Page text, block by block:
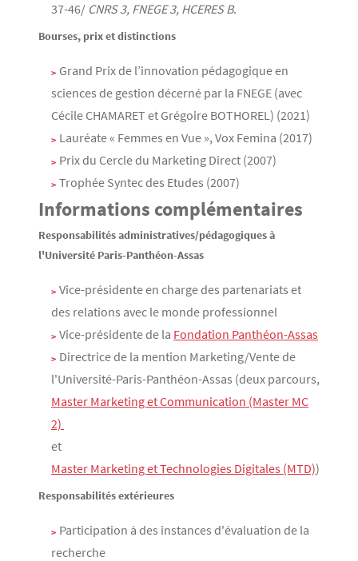
37-46/ CNRS 3, FNEGE 3, HCERES B.
Bourses, prix et distinctions
Grand Prix de l’innovation pédagogique en
sciences de gestion décerné par la FNEGE (avec
Cécile CHAMARET et Grégoire BOTHOREL) (2021)
Lauréate « Femmes en Vue », Vox Femina (2017)
Prix du Cercle du Marketing Direct (2007)
Trophée Syntec des Etudes (2007)
Informations complémentaires
Responsabilités administratives/pédagogiques à
l'Université Paris-Panthéon-Assas
Vice-présidente en charge des partenariats et
des relations avec le monde professionnel
Vice-présidente de la Fondation Panthéon-Assas
Directrice de la mention Marketing/Vente de
l'Université-Paris-Panthéon-Assas (deux parcours,
Master Marketing et Communication (Master MC
2)
et
Master Marketing et Technologies Digitales (MTD))
Responsabilités extérieures
Participation à des instances d'évaluation de la
recherche